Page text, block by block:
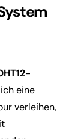
eine
verleihen,